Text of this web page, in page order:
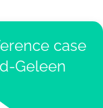
case
Geleen